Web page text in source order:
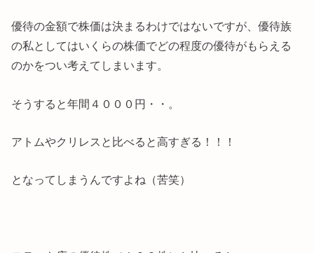
優待の金額で株価は決まるわけではないですが、優待族
の私としてはいくらの株価でどの程度の優待がもらえる
のかをつい考えてしまいます。
そうすると年間４０００円・・。
アトムやクリレスと比べると高すぎる！！！
となってしまうんですよね（苦笑）